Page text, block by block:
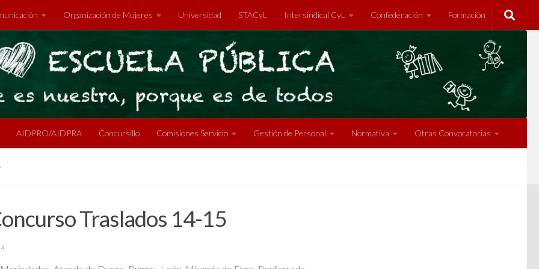
Organización de Mujeres Universidad STACyL Intersindical CyL Confederación Formación
AIDPRO/AIDPRA Concursillo Comisiones Servicio Gestión de Personal Normativa Otras Convocatorias
Traslados 14-15